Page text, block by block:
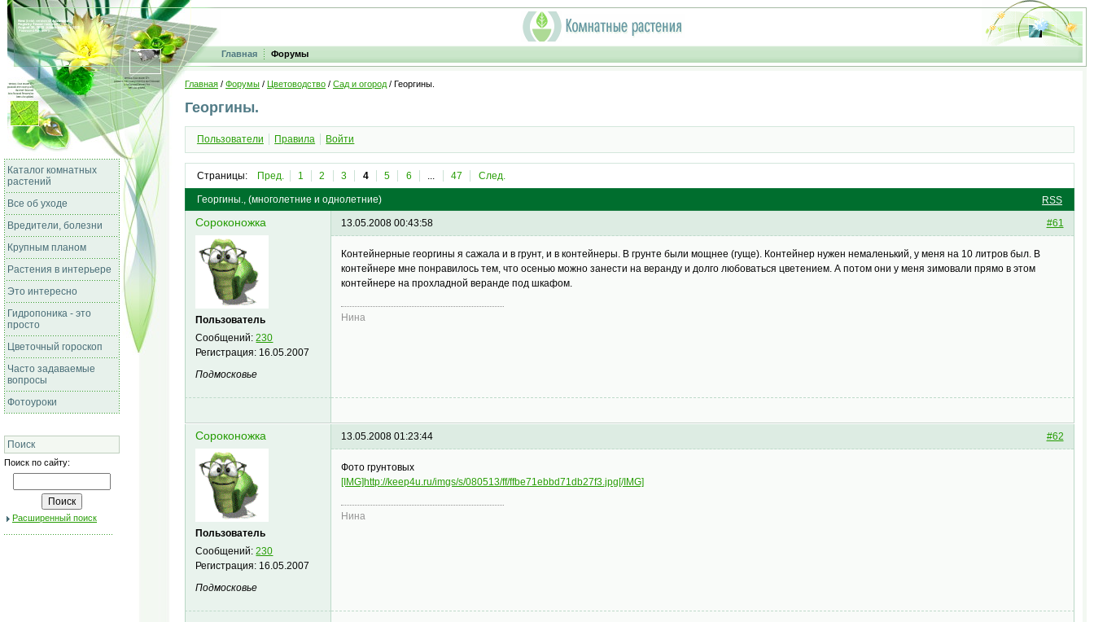
Главная Форумы
Каталог комнатных
растений
Все об уходе
Вредители, болезни
Крупным планом
Растения в интерьере
Это интересно
Гидропоника - это
просто
Цветочный гороскоп
Часто задаваемые
вопросы
Фотоуроки
Поиск
Поиск по сайту:
Расширенный поиск
Главная / Форумы / Цветоводство / Сад и огород / Георгины.
Георгины.
Пользователи Правила Войти
Страницы: Пред. 1 2 3 4 5 6 ... 47 След.
RSS
Георгины., (многолетние и однолетние)
Сороконожка
Пользователь
Сообщений:230
Регистрация: 16.05.2007
Подмосковье
#61
13.05.2008 00:43:58
Контейнерные георгины я сажала и в грунт, и в контейнеры. В грунте были мощнее (гуще). Контейнер нужен немаленький, у меня на 10 литров был. В
контейнере мне понравилось тем, что осенью можно занести на веранду и долго любоваться цветением. А потом они у меня зимовали прямо в этом
контейнере на прохладной веранде под шкафом.
Нина
Сороконожка
Пользователь
Сообщений:230
Регистрация: 16.05.2007
Подмосковье
#62
13.05.2008 01:23:44
Фото грунтовых
[IMG]http://keep4u.ru/imgs/s/080513/ff/ffbe71ebbd71db27f3.jpg[/IMG]
Нина